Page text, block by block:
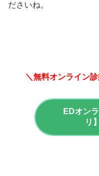
ださいね。
＼無料オンライン
EDオン
リ